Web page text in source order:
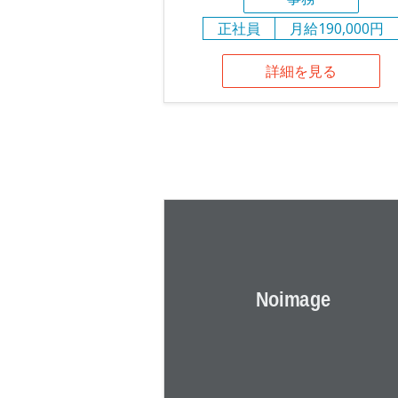
正社員
月給190,000円
詳細を見る